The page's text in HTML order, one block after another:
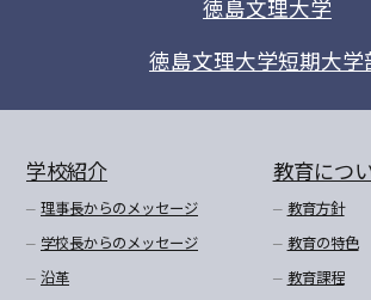
徳島文理大学
徳島文理大学短期大学
学校紹介
理事長からのメッセージ
学校長からのメッセージ
沿革
教育につ
教育方針
教育の特色
教育課程